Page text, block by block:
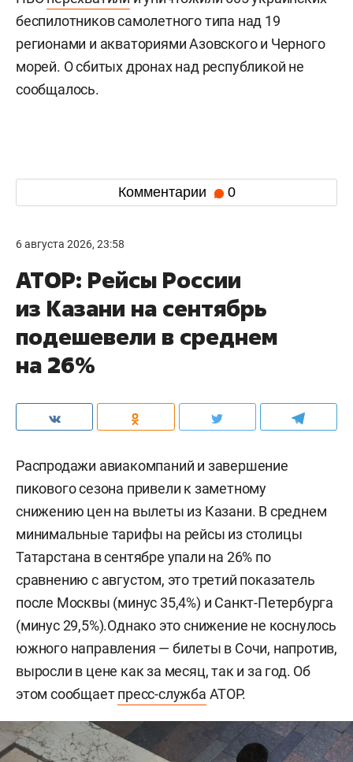
беспилотников самолетного типа над 19
регионами и акваториями Азовского и Черного
морей. О сбитых дронах над республикой не
сообщалось.
Комментарии 0
6 августа 2026, 23:58
АТОР: Рейсы России
из Казани на сентябрь
подешевели в среднем
на 26%
Распродажи авиакомпаний и завершение
пикового сезона привели к заметному
снижению цен на вылеты из Казани. В среднем
минимальные тарифы на рейсы из столицы
Татарстана в сентябре упали на 26% по
сравнению с августом, это третий показатель
после Москвы (минус 35,4%) и Санкт-Петербурга
(минус 29,5%).Однако это снижение не коснулось
южного направления — билеты в Сочи, напротив,
выросли в цене как за месяц, так и за год. Об
этом сообщаетпресс-служба АТОР.